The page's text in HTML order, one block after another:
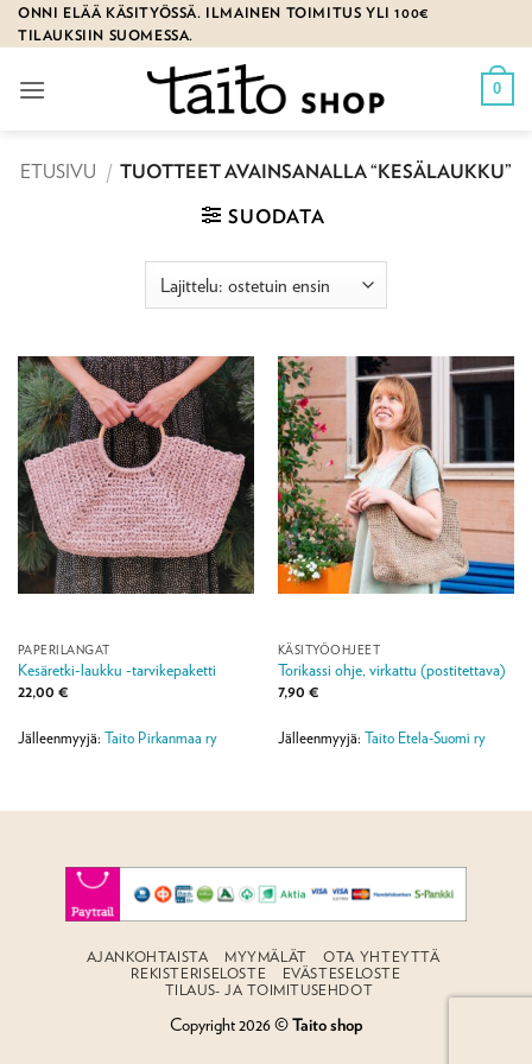
Skip
to
ONNI ELÄÄ KÄSITYÖSSÄ. ILMAINEN TOIMITUS YLI 100€
TILAUKSIIN SUOMESSA.
0
ETUSIVU / TUOTTEET AVAINSANALLA “KESÄLAUKKU”
SUODATA
PAPERILANGAT
Kesäretki-laukku -tarvikepaketti
22,00 €
Jälleenmyyjä: Taito Pirkanmaa ry
KÄSITYÖOHJEET
Torikassi ohje, virkattu (postitettava)
7,90 €
Jälleenmyyjä: Taito Etela-Suomi ry
AJANKOHTAISTA MYYMÄLÄT
OTA YHTEYTTÄ
REKISTERISELOSTE
EVÄSTESELOSTE
TILAUS- JA TOIMITUSEHDOT
Copyright 2026 ©Taito shop